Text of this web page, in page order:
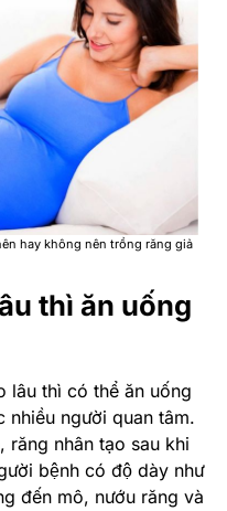
hay không nên trồng răng giả
thì ăn uống
lâu thì có thể ăn uống
nhiều người quan tâm.
răng nhân tạo sau khi
bệnh có độ dày như
đến mô, nướu răng và